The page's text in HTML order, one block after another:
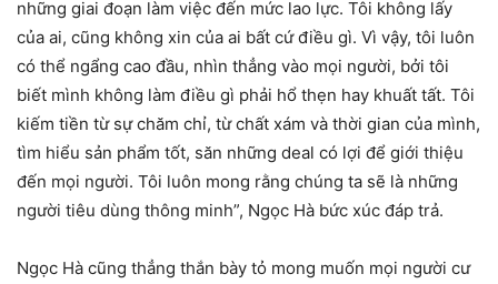
những giai đoạn làm việc đến mức lao lực. Tôi không lấy
của ai, cũng không xin của ai bất cứ điều gì. Vì vậy, tôi luôn
có thể ngẩng cao đầu, nhìn thẳng vào mọi người, bởi tôi
biết mình không làm điều gì phải hổ thẹn hay khuất tất. Tôi
kiếm tiền từ sự chăm chỉ, từ chất xám và thời gian của mình,
tìm hiểu sản phẩm tốt, săn những deal có lợi để giới thiệu
đến mọi người. Tôi luôn mong rằng chúng ta sẽ là những
người tiêu dùng thông minh”, Ngọc Hà bức xúc đáp trả.
Ngọc Hà cũng thẳng thắn bày tỏ mong muốn mọi người cư